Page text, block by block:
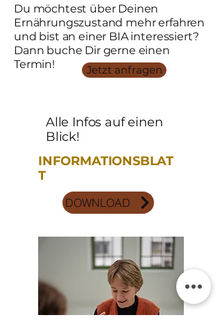
Du möchtest über Deinen
Ernährungszustand mehr erfahren
und bist an einer BIA interessiert?
Dann buche Dir gerne einen
Termin!
Jetzt anfragen
Alle Infos auf einen
Blick!
INFORMATIONSBLAT
T
DOWNLOAD